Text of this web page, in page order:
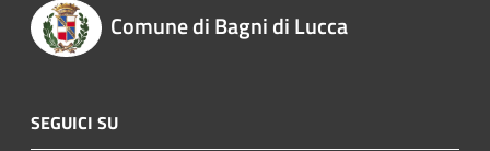
Comune di Bagni di Lucca
SEGUICI SU